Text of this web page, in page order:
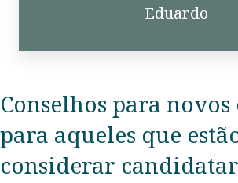
Eduardo
Conselhos para novos
para aqueles que
considerar